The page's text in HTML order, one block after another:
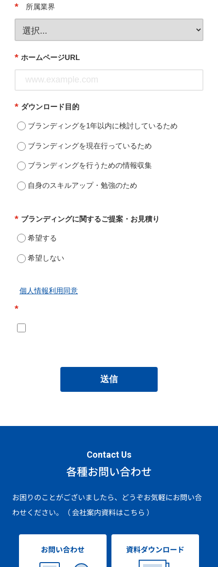
* 所属業界
* ホームページURL
* ダウンロード目的
ブランディングを1年以内に検討しているため
ブランディングを現在行っているため
ブランディングを行うための情報収集
自身のスキルアップ・勉強のため
* ブランディングに関するご提案・お見積り
希望する
希望しない
個人情報利用同意
*
送信
Contact Us
各種お問い合わせ
お困りのことがございましたら、どうぞお気軽にお問い合
わせください。
（ 会社案内資料はこちら ）
お問い合わせ 資料ダウンロード